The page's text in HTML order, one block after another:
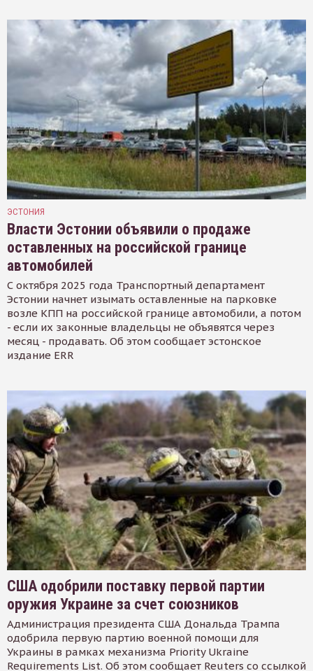
ЭСТОНИЯ
Власти Эстонии объявили о продаже
оставленных на российской границе
автомобилей
С октября 2025 года Транспортный департамент
Эстонии начнет изымать оставленные на парковке
возле КПП на российской границе автомобили, а потом
- если их законные владельцы не объявятся через
месяц - продавать. Об этом сообщает эстонское
издание ERR
США одобрили поставку первой партии
оружия Украине за счет союзников
Администрация президента США Дональда Трампа
одобрила первую партию военной помощи для
Украины в рамках механизма Priority Ukraine
Requirements List. Об этом сообщает Reuters со ссылкой